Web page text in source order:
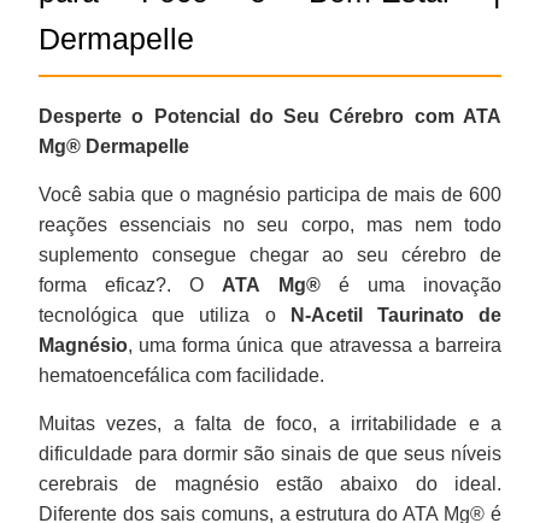
Dermapelle
Desperte o Potencial do Seu Cérebro com ATA
Mg® Dermapelle
Você sabia que o magnésio participa de mais de 600
reações essenciais no seu corpo, mas nem todo
suplemento consegue chegar ao seu cérebro de
forma eficaz?. O ATA Mg®é uma inovação
tecnológica que utiliza o
N-Acetil Taurinato de
Magnésio, uma forma única que atravessa a barreira
hematoencefálica com facilidade.
Muitas vezes, a falta de foco, a irritabilidade e a
dificuldade para dormir são sinais de que seus níveis
cerebrais de magnésio estão abaixo do ideal.
Diferente dos sais comuns, a estrutura do ATA Mg® é